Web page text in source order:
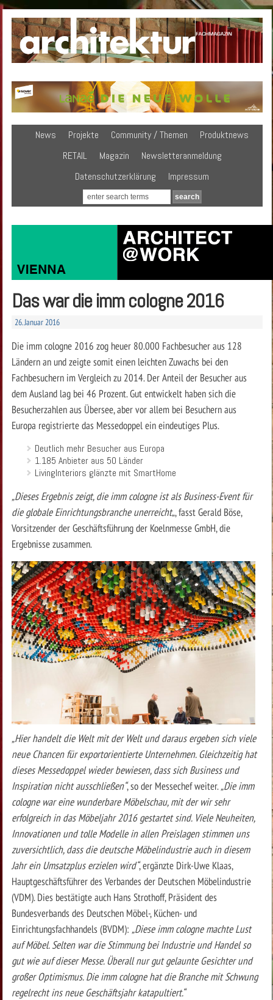
News Projekte Community / Themen
Produktnews
RETAIL
Magazin
Newsletteranmeldung
Datenschutzerklärung
Impressum
Das war die imm cologne 2016
26. Januar 2016
Die imm cologne 2016 zog heuer 80.000 Fachbesucher aus 128
Ländern an und zeigte somit einen leichten Zuwachs bei den
Fachbesuchern im Vergleich zu 2014. Der Anteil der Besucher aus
dem Ausland lag bei 46 Prozent. Gut entwickelt haben sich die
Besucherzahlen aus Übersee, aber vor allem bei Besuchern aus
Europa registrierte das Messedoppel ein eindeutiges Plus.
Deutlich mehr Besucher aus Europa
1.185 Anbieter aus 50 Länder
LivingInteriors glänzte mit SmartHome
„Dieses Ergebnis zeigt, die imm cologne ist als Business-Event für
die globale Einrichtungsbranche unerreicht„, fasst Gerald Böse,
Vorsitzender der Geschäftsführung der Koelnmesse GmbH, die
Ergebnisse zusammen.
„Hier handelt die Welt mit der Welt und daraus ergeben sich viele
neue Chancen für exportorientierte Unternehmen. Gleichzeitig hat
dieses Messedoppel wieder bewiesen, dass sich Business und
Inspiration nicht ausschließen“, so der Messechef weiter.„Die imm
cologne war eine wunderbare Möbelschau, mit der wir sehr
erfolgreich in das Möbeljahr 2016 gestartet sind. Viele Neuheiten,
Innovationen und tolle Modelle in allen Preislagen stimmen uns
zuversichtlich, dass die deutsche Möbelindustrie auch in diesem
Jahr ein Umsatzplus erzielen wird“, ergänzte Dirk-Uwe Klaas,
Hauptgeschäftsführer des Verbandes der Deutschen Möbelindustrie
(VDM). Dies bestätigte auch Hans Strothoff, Präsident des
Bundesverbands des Deutschen Möbel-, Küchen- und
Einrichtungsfachhandels (BVDM): „Diese imm cologne machte Lust
auf Möbel. Selten war die Stimmung bei Industrie und Handel so
gut wie auf dieser Messe. Überall nur gut gelaunte Gesichter und
großer Optimismus. Die imm cologne hat die Branche mit Schwung
regelrecht ins neue Geschäftsjahr katapultiert.“